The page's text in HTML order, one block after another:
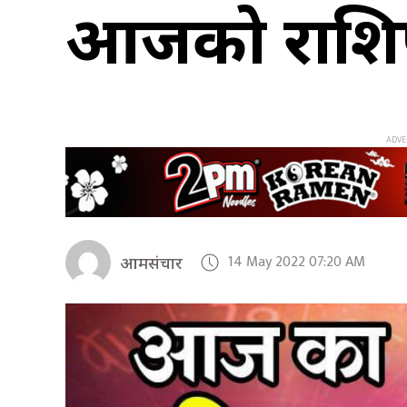
आजको
आमसंचार 14 May 2022 07:20 AM